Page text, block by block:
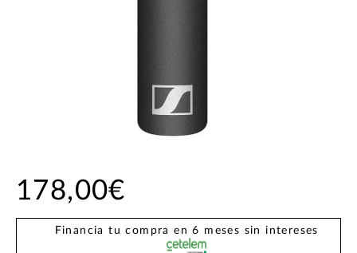
178,00€
Financia tu compra en 6 meses sin intereses